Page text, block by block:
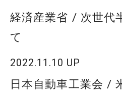
経済産業省 / 次世代
て
2022.11.10 UP
日本自動車工業会 /